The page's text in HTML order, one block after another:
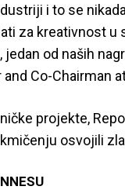
i to se
za kreativnost u
od naših
Co-Chairman
projekte,
osvojili